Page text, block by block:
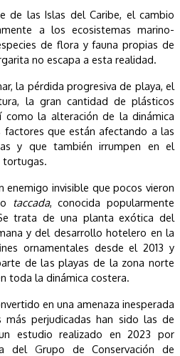
de las Islas del Caribe, el cambio
a los ecosistemas marino-
de flora y fauna propias de
no escapa a esta realidad.
la pérdida progresiva de playa, el
la gran cantidad de plásticos
como la alteración de la dinámica
que están afectando a las
y que también irrumpen en el
tortugas.
enemigo invisible que pocos vieron
taccada, conocida popularmente
trata de una planta exótica del
y del desarrollo hotelero en la
ornamentales desde el 2013 y
de las playas de la zona norte
toda la dinámica costera.
en una amenaza inesperada
perjudicadas han sido las de
estudio realizado en 2023 por
del Grupo de Conservación de